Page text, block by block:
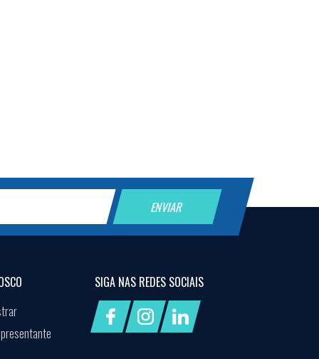
SIGA NAS REDES SOCIAIS